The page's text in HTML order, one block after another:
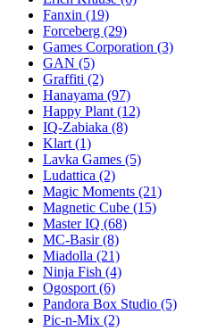
Fanxin (19)
Forceberg (29)
Games Corporation (3)
GAN (5)
Graffiti (2)
Hanayama (97)
Happy Plant (12)
IQ-Zabiaka (8)
Klart (1)
Lavka Games (5)
Ludattica (2)
Magic Moments (21)
Magnetic Cube (15)
Master IQ (68)
MC-Basir(8)
Miadolla (21)
Ninja Fish (4)
Ogosport (6)
Pandora Box Studio (5)
Pic-n-Mix (2)